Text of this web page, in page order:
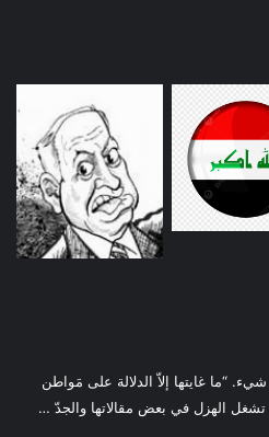
“ما غايتها إلاّ الدلالة على مَواطن
تشغل الهزل في بعض مقالاتها والجدّ …